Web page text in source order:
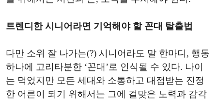
트렌디한 시니어라면 기억해야 할 꼰대 탈출법
다만 소위 잘 나가는(?) 시니어라도 말 한마디, 행동
하나에 고리타분한 ‘꼰대’로 인식될 수 있다. 나이
는 먹었지만 모든 세대와 소통하고 대접받는 진정
한 어른이 되기 위해서는 그에 걸맞은 노력과 감각